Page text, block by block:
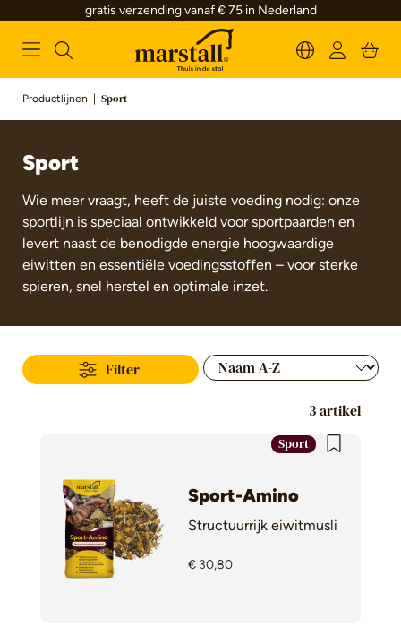
springen
gratis verzending vanaf € 75 in Nederland
Productlijnen | Sport
Sport
Wie meer vraagt, heeft de juiste voeding nodig: onze
sportlijn is speciaal ontwikkeld voor sportpaarden en
levert naast de benodigde energie hoogwaardige
eiwitten en essentiële voedingsstoffen – voor sterke
spieren, snel herstel en optimale inzet.
Filter
3 artikel
Sport
Sport-Amino
Structuurrijk eiwitmusli
€ 30,80